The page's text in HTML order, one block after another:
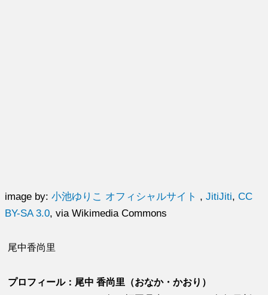
image by:小池ゆりこ オフィシャルサイト ,JitiJiti,CC
BY-SA 3.0, via Wikimedia Commons
尾中香尚里
プロフィール：尾中 香尚里（おなか・かおり）